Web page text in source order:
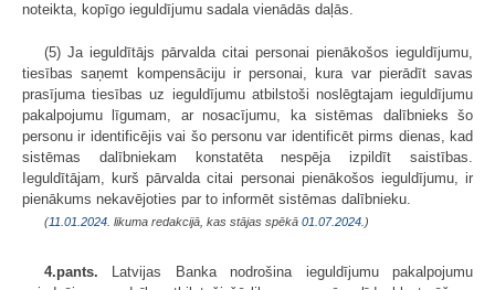
noteikta, kopīgo ieguldījumu sadala vienādās daļās.
(5) Ja ieguldītājs pārvalda citai personai pienākošos ieguldījumu,
tiesības saņemt kompensāciju ir personai, kura var pierādīt savas
prasījuma tiesības uz ieguldījumu atbilstoši noslēgtajam ieguldījumu
pakalpojumu līgumam, ar nosacījumu, ka sistēmas dalībnieks šo
personu ir identificējis vai šo personu var identificēt pirms dienas, kad
sistēmas dalībniekam konstatēta nespēja izpildīt saistības.
Ieguldītājam, kurš pārvalda citai personai pienākošos ieguldījumu, ir
pienākums nekavējoties par to informēt sistēmas dalībnieku.
(11.01.2024 . likuma redakcijā, kas stājas spēkā 01.07.2024. )
4.pants. Latvijas Banka nodrošina ieguldījumu pakalpojumu